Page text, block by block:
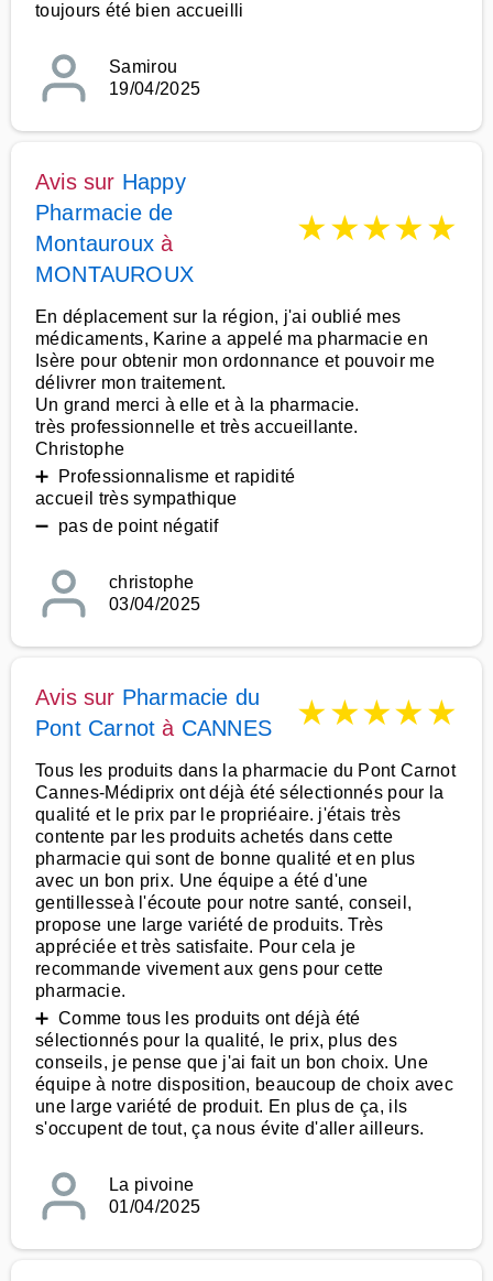
toujours été bien accueilli
Samirou
19/04/2025
Avis sur Happy
Pharmacie de
Montauroux à
MONTAUROUX
★★★★★
En déplacement sur la région, j'ai oublié mes
médicaments, Karine a appelé ma pharmacie en
Isère pour obtenir mon ordonnance et pouvoir me
délivrer mon traitement.
Un grand merci à elle et à la pharmacie.
très professionnelle et très accueillante.
Christophe
➕ Professionnalisme et rapidité
accueil très sympathique
➖ pas de point négatif
christophe
03/04/2025
Avis sur Pharmacie du
Pont Carnot à CANNES ★★★★★
Tous les produits dans la pharmacie du Pont Carnot
Cannes-Médiprix ont déjà été sélectionnés pour la
qualité et le prix par le propriéaire. j'étais très
contente par les produits achetés dans cette
pharmacie qui sont de bonne qualité et en plus
avec un bon prix. Une équipe a été d'une
gentillesseà l'écoute pour notre santé, conseil,
propose une large variété de produits. Très
appréciée et très satisfaite. Pour cela je
recommande vivement aux gens pour cette
pharmacie.
➕ Comme tous les produits ont déjà été
sélectionnés pour la qualité, le prix, plus des
conseils, je pense que j'ai fait un bon choix. Une
équipe à notre disposition, beaucoup de choix avec
une large variété de produit. En plus de ça, ils
s'occupent de tout, ça nous évite d'aller ailleurs.
La pivoine
01/04/2025